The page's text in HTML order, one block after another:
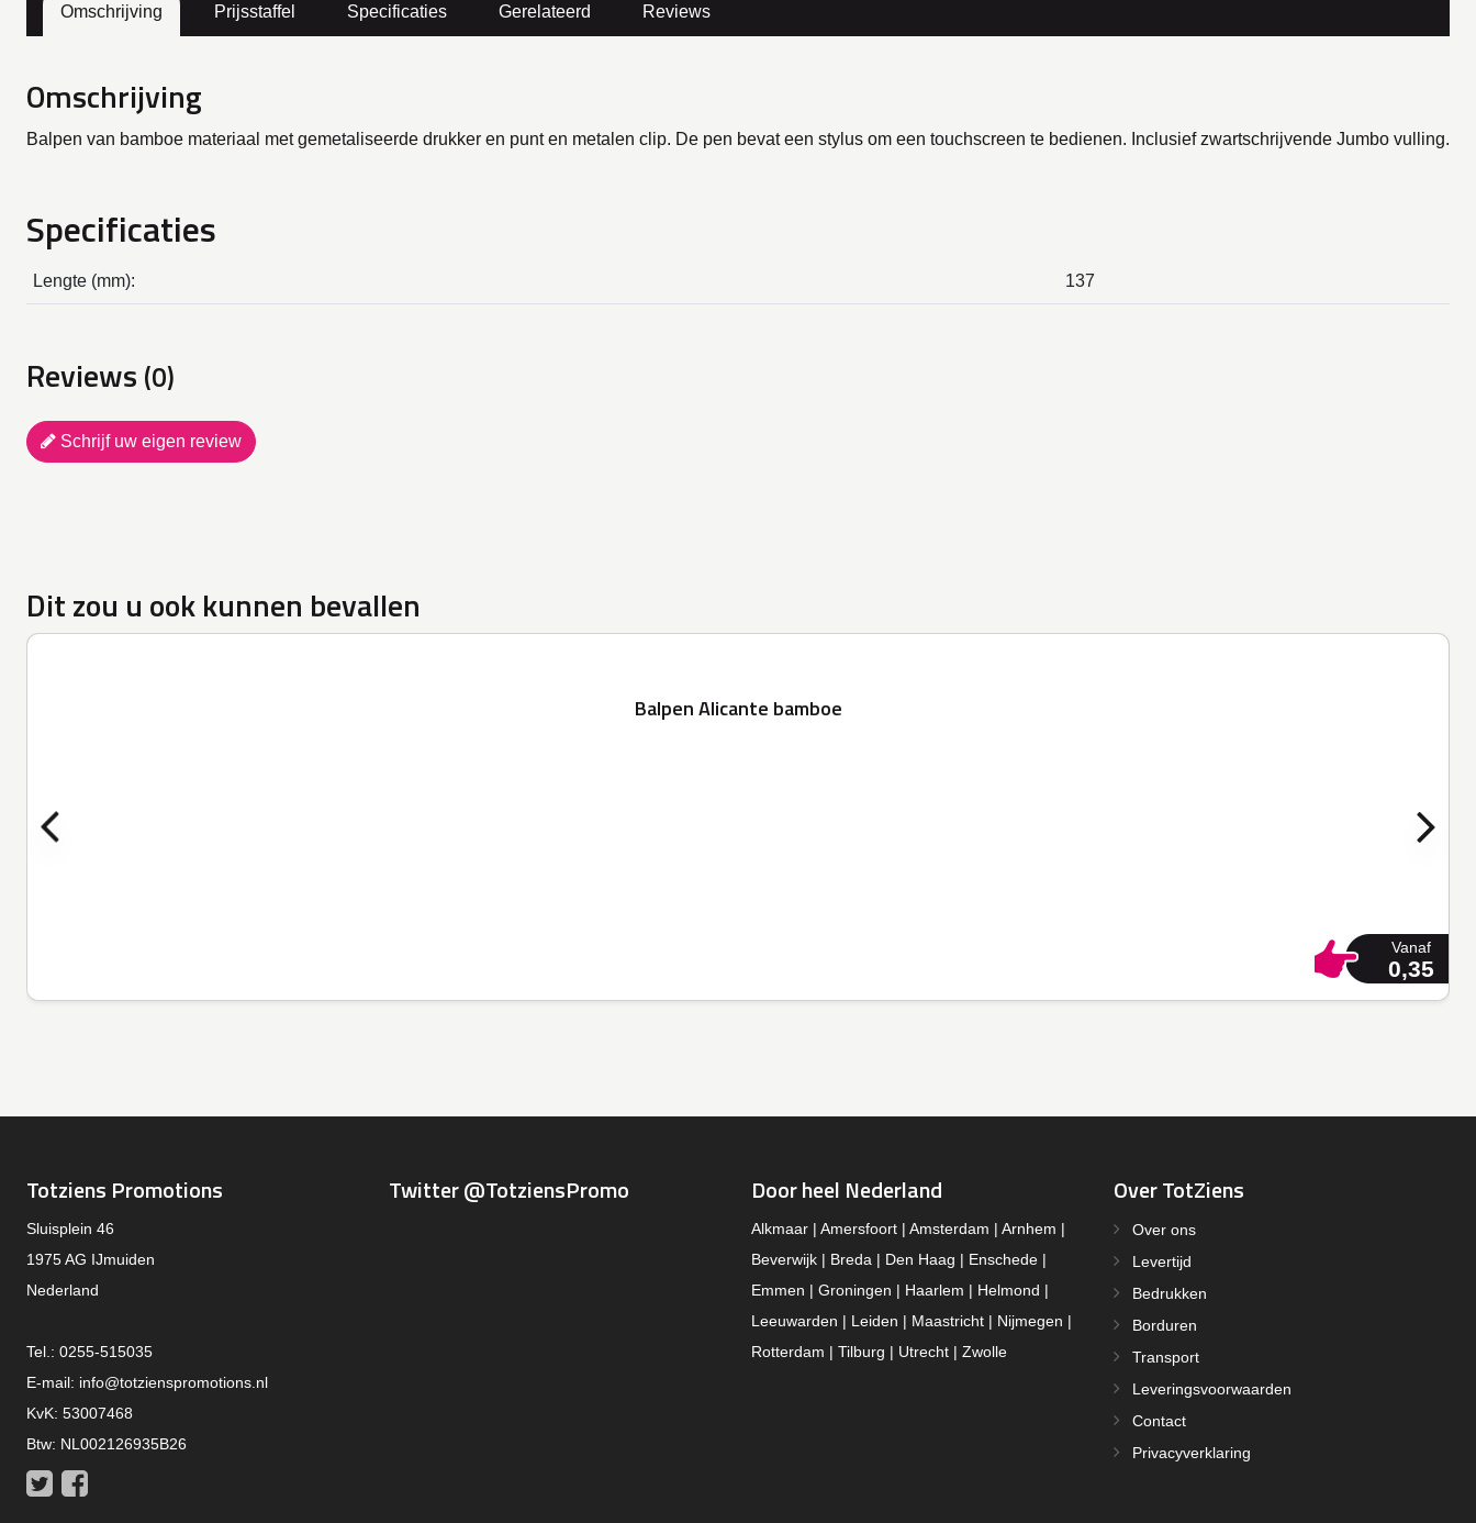
Omschrijving Prijsstaffel Specificaties Gerelateerd Reviews
Omschrijving
Balpen van bamboe materiaal met gemetaliseerde drukker en punt en metalen clip. De pen bevat een stylus om een touchscreen te bedienen. Inclusief zwartschrijvende Jumbo vulling.
Specificaties
Lengte (mm): 137
Reviews (0)
Schrijf uw eigen review
Dit zou u ook kunnen bevallen
Balpen Alicante bamboe
Vanaf
0,35
Totziens Promotions
Sluisplein 46
1975 AG IJmuiden
Nederland
Tel.: 0255-515035
E-mail: info@totzienspromotions.nl
KvK: 53007468
Btw: NL002126935B26
Twitter
Twitter @TotziensPromo Door heel Nederland
Alkmaar | Amersfoort | Amsterdam | Arnhem |
Beverwijk | Breda | Den Haag | Enschede |
Emmen | Groningen | Haarlem | Helmond |
Leeuwarden | Leiden | Maastricht | Nijmegen |
Rotterdam | Tilburg | Utrecht | Zwolle
Over TotZiens
Over ons
Levertijd
Bedrukken
Borduren
Transport
Leveringsvoorwaarden
Contact
Privacyverklaring